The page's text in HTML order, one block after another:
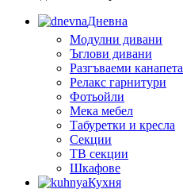
Дневна
Модулни дивани
Ъглови дивани
Разгъваеми канапета
Релакс гарнитури
Фотьойли
Мека мебел
Табуретки и кресла
Секции
ТВ секции
Шкафове
Кухня